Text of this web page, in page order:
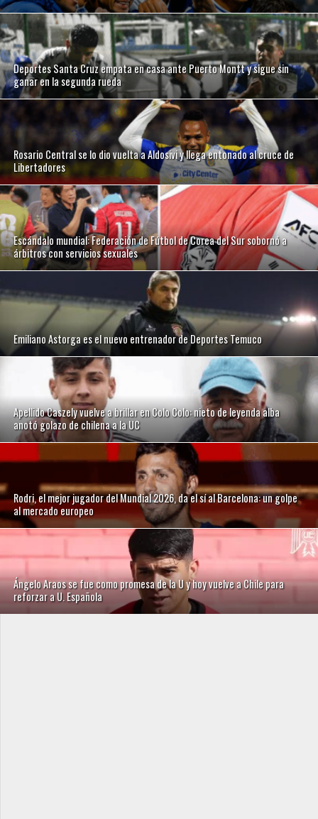
Deportes Santa Cruz empata en casa ante Puerto Montt y sigue sin
ganar en la segunda rueda
Rosario Central se lo dio vuelta a Aldosivi y llega entonado al cruce de
Libertadores
Escándalo mundial: Federación de Fútbol de Corea del Sur sobornó a
árbitros con servicios sexuales
Emiliano Astorga es el nuevo entrenador de Deportes Temuco
Apellido Caszely vuelve a brillar en Colo Colo: nieto de leyenda alba
anotó golazo de chilena a la UC
Rodri, el mejor jugador del Mundial 2026, da el sí al Barcelona: un golpe
al mercado europeo
Ángelo Araos se fue como promesa de la U y hoy vuelve a Chile para
reforzar a U. Española